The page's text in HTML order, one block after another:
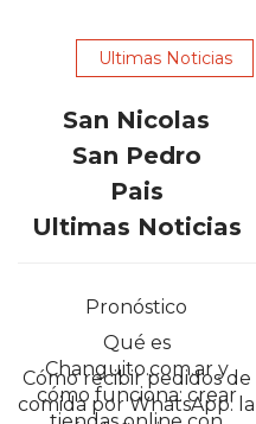
PAGAR
COMISIÓN
CREAR
COMISIÓN
POR
VENTA
Ultimas Noticias
San Nicolas
San Pedro
Pais
Ultimas Noticias
Pronóstico
Qué es
Changuito.com.ar y
cómo funciona: crear
Cómo recibir pedidos de
comida por WhatsApp: la